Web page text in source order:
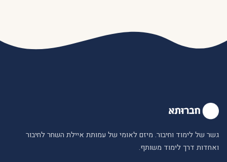
גשר של לימוד וחיבור. מיזם לאומי של עמותת איילת השחר לחיבור
ואחדות דרך לימוד משותף.